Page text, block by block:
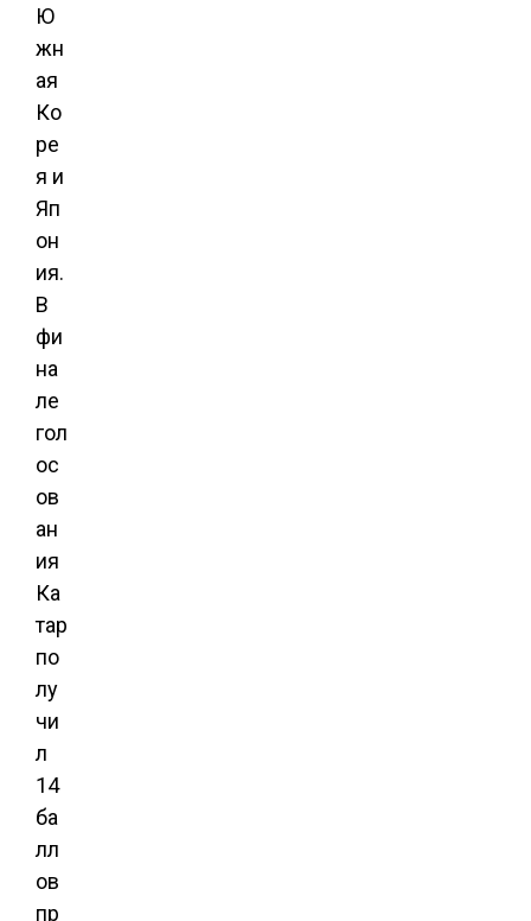
Ю
жн
ая
Ко
ре
я и
Яп
он
ия.
В
фи
на
ле
гол
ос
ов
ан
ия
Ка
тар
по
лу
чи
л
14
ба
лл
ов
пр